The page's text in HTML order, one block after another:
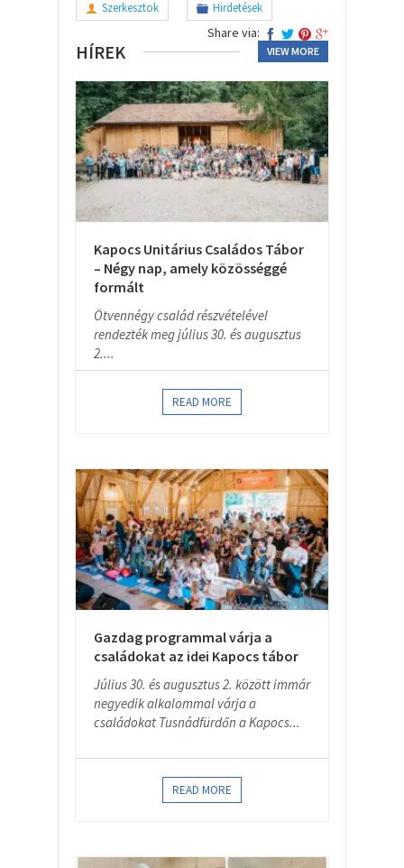
Szerkesztok Hirdetések
Share via:
HÍREK VIEW MORE
Kapocs Unitárius Családos Tábor
– Négy nap, amely közösséggé
formált
Ötvennégy család részvételével
rendezték meg július 30. és augusztus
2....
READ MORE
Gazdag programmal várja a
családokat az idei Kapocs tábor
Július 30. és augusztus 2. között immár
negyedik alkalommal várja a
családokat Tusnádfürdőn a Kapocs...
READ MORE